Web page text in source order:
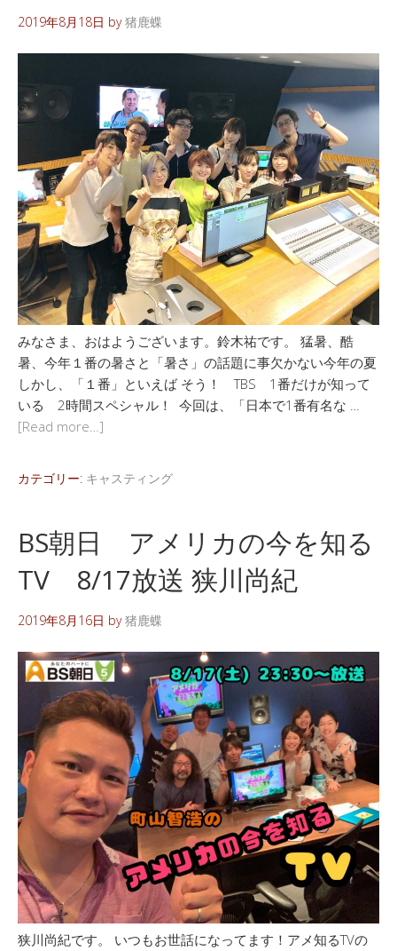
2019年8月18日 by猪鹿蝶
みなさま、おはようございます。鈴木祐です。 猛暑、酷
暑、今年１番の暑さと「暑さ」の話題に事欠かない今年の夏
しかし、「１番」といえば そう！ TBS 1番だけが知って
いる 2時間スペシャル！ 今回は、「日本で1番有名な …
[Read more…]
カテゴリー: キャスティング
BS朝日 アメリカの今を知る
TV 8/17放送 狭川尚紀
2019年8月16日 by猪鹿蝶
狭川尚紀です。 いつもお世話になってます！アメ知るTVの